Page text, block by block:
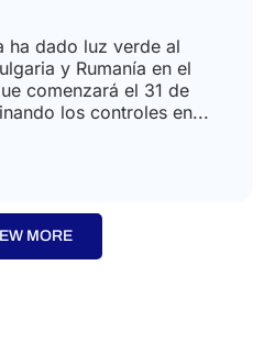
ha dado luz verde al
y Rumanía en el
comenzará el 31 de
los controles en...
MORE